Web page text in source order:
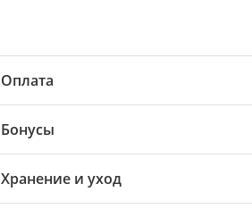
Оплата
Бонусы
Хранение и уход